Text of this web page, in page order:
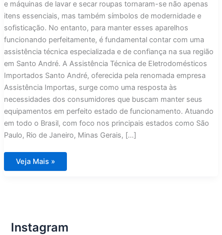
e máquinas de lavar e secar roupas tornaram-se não apenas
itens essenciais, mas também símbolos de modernidade e
sofisticação. No entanto, para manter esses aparelhos
funcionando perfeitamente, é fundamental contar com uma
assistência técnica especializada e de confiança na sua região
em Santo André. A Assistência Técnica de Eletrodomésticos
Importados Santo André, oferecida pela renomada empresa
Assistência Importas, surge como uma resposta às
necessidades dos consumidores que buscam manter seus
equipamentos em perfeito estado de funcionamento. Atuando
em todo o Brasil, com foco nos principais estados como São
Paulo, Rio de Janeiro, Minas Gerais, […]
Assistência
Técnica
Veja Mais »
Instagram